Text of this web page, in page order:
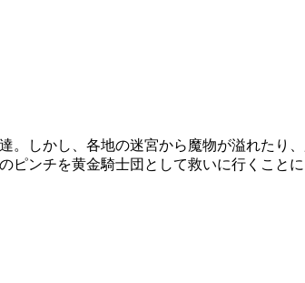
。しかし、各地の迷宮から魔物が溢れたり
ンチを黄金騎士団として救いに行くことに